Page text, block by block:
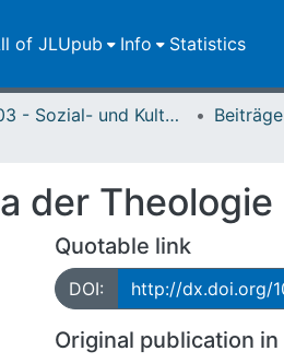
of JLUpub Info Statistics
FB 03 - Sozial- und Kulturwissenschaften
der Theologie
Quotable link
DOI: http://dx.doi.org/
Original publication in